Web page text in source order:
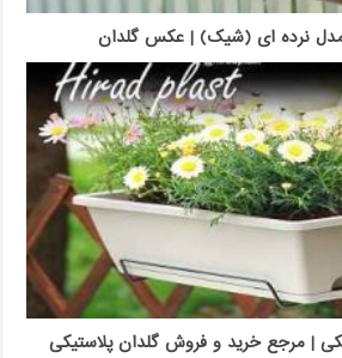
مدل نرده ای (شیک) | عکس گلدان
| مرجع خرید و فروش گلدان پلاستیکی